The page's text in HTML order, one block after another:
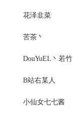
花泽韭菜
苦茶丶
DouYuEL丶若竹
B站右某人
小仙女七七酱